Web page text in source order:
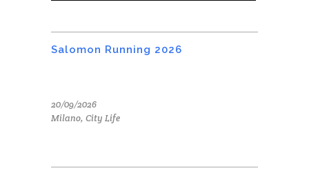
Salomon Running 2026
20/09/2026
Milano, City Life